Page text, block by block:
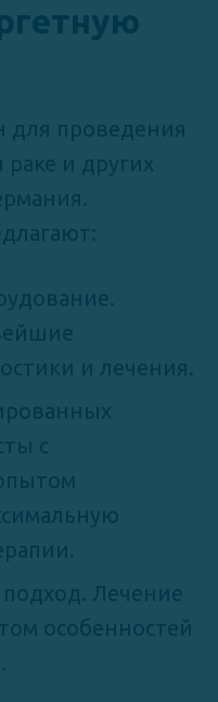
для проведения
и других
и лечения.
с
Лечение
особенностей